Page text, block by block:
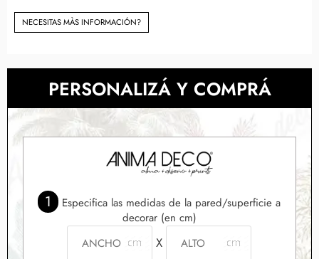
NECESITAS MÀS INFORMACIÓN?
PERSONALIZÁ Y COMPRÁ
1
Especifica las medidas de la pared/superficie a
decorar (en cm)
X